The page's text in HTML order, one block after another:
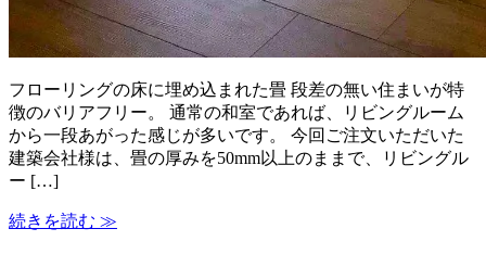
フローリングの床に埋め込まれた畳 段差の無い住まいが特
徴のバリアフリー。 通常の和室であれば、リビングルーム
から一段あがった感じが多いです。 今回ご注文いただいた
建築会社様は、畳の厚みを50mm以上のままで、リビングル
ー […]
続きを読む ≫